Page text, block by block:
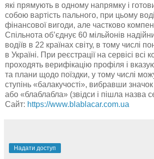
які прямують в одному напрямку і
собою вартість пального, при цьому
фінансової вигоди, але частково
Спільнота об’єднує 60 мільйонів
водіїв в 22 країнах світу, в тому числі
в Україні. При реєстрації на сервісі всі
проходять верифікацію профіля і
та плани щодо поїздки, у тому числі
ступінь «балакучості», вибравши
або «блаблабла» (звідси і пішла назва
Сайт: https://www.blablacar.com.ua
Надати доступ